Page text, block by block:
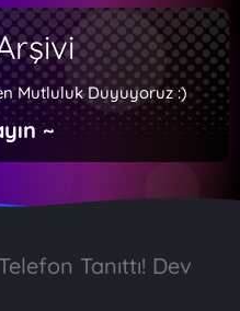
Mutluluk Duyuyoruz :)
~
Tanıttı! Dev